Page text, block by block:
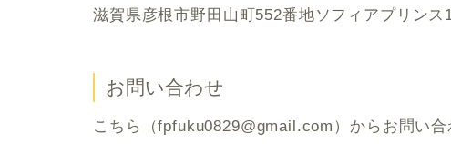
滋賀県彦根市野田山町552番地ソフィアプリンス
お問い合わせ
こちら（fpfuku0829@gmail.com）からお問い合